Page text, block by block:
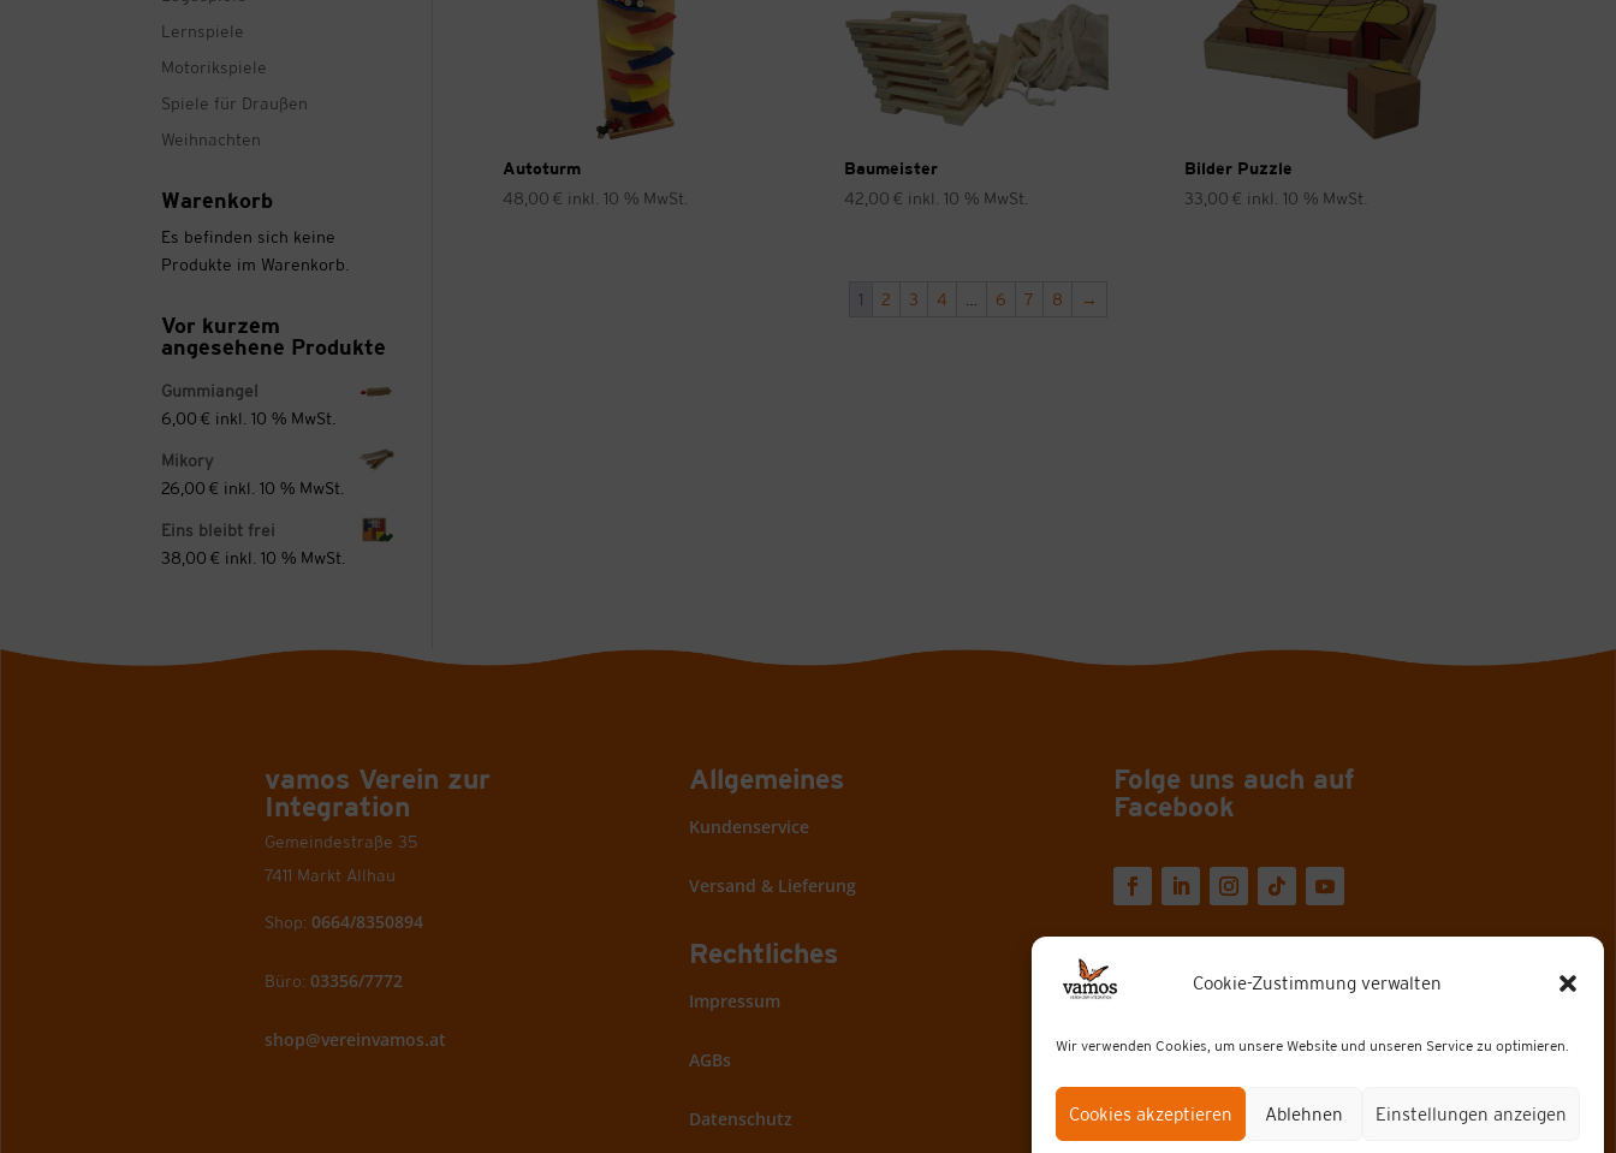
Cookie-Zustimmung verwalten
Wir verwenden Cookies, um unsere Website und unseren Service zu optimieren.
Cookies akzeptieren Ablehnen Einstellungen anzeigen
Autoturm
48,00 € inkl. 10 % MwSt.
Baumeister
42,00 € inkl. 10 % MwSt.
Bilder Puzzle
33,00 € inkl. 10 % MwSt.
1 2 3 4 6 7 8 →
Lernspiele
Motorikspiele
Spiele für Draußen
Weihnachten
Warenkorb
Es befinden sich keine
Produkte im Warenkorb.
Vor kurzem
angesehene Produkte
Gummiangel
6,00 € inkl. 10 % MwSt.
Mikory
26,00 € inkl. 10 % MwSt.
Eins bleibt frei
38,00 € inkl. 10 % MwSt.
vamos Verein zur
Integration
Gemeindestraße 35
7411 Markt Allhau
Shop: 0664/8350894
Büro: 03356/7772
shop@vereinvamos.at
Allgemeines
Kundenservice
Versand & Lieferung
Rechtliches
Impressum
AGBs
Datenschutz
Folge uns auch auf
Facebook